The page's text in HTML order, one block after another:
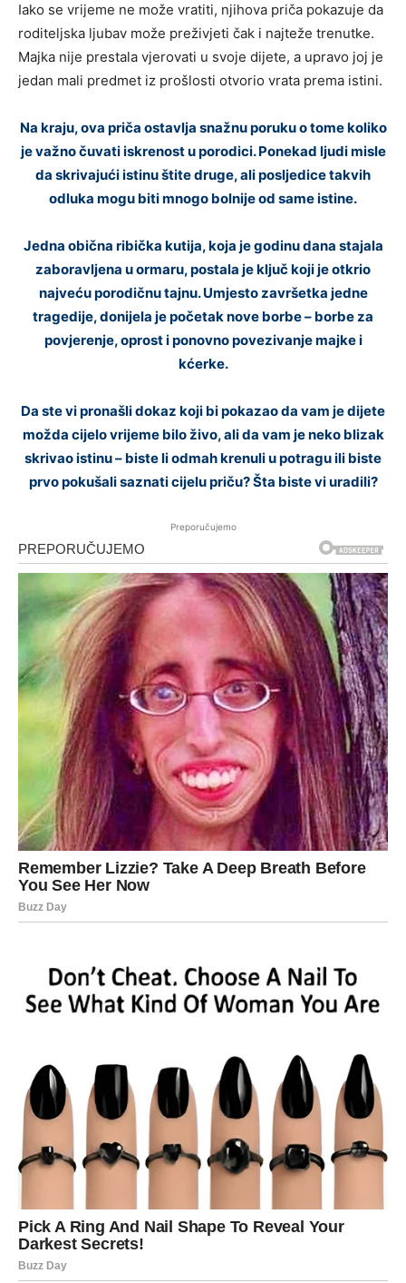
Iako se vrijeme ne može vratiti, njihova priča pokazuje da
roditeljska ljubav može preživjeti čak i najteže trenutke.
Majka nije prestala vjerovati u svoje dijete, a upravo joj je
jedan mali predmet iz prošlosti otvorio vrata prema istini.
Na kraju, ova priča ostavlja snažnu poruku o tome koliko
je važno čuvati iskrenost u porodici. Ponekad ljudi misle
da skrivajući istinu štite druge, ali posljedice takvih
odluka mogu biti mnogo bolnije od same istine.
Jedna obična ribička kutija, koja je godinu dana stajala
zaboravljena u ormaru, postala je ključ koji je otkrio
najveću porodičnu tajnu. Umjesto završetka jedne
tragedije, donijela je početak nove borbe – borbe za
povjerenje, oprost i ponovno povezivanje majke i
kćerke.
Da ste vi pronašli dokaz koji bi pokazao da vam je dijete
možda cijelo vrijeme bilo živo, ali da vam je neko blizak
skrivao istinu – biste li odmah krenuli u potragu ili biste
prvo pokušali saznati cijelu priču? Šta biste vi uradili?
Preporučujemo